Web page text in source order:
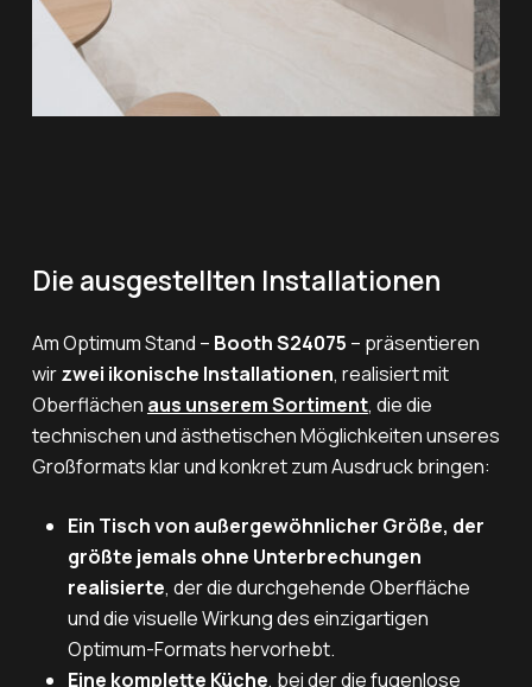
Die ausgestellten Installationen
Am Optimum Stand – Booth S24075 – präsentieren
wirzwei ikonische Installationen, realisiert mit
Oberflächen aus unserem Sortiment, die die
technischen und ästhetischen Möglichkeiten unseres
Großformats klar und konkret zum Ausdruck bringen:
Ein Tisch von außergewöhnlicher Größe, der
größte jemals ohne Unterbrechungen
realisierte, der die durchgehende Oberfläche
und die visuelle Wirkung des einzigartigen
Optimum-Formats hervorhebt.
Eine komplette Küche, bei der die fugenlose